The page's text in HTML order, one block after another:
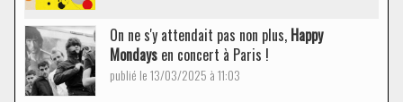
On ne s'y attendait pas non plus, Happy
Mondays en concert à Paris !
publié le 13/03/2025 à 11:03